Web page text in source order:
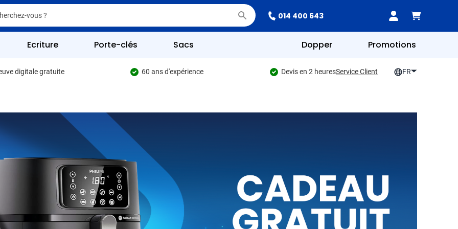
014 400 643
la catégorie Boissons
pour la catégorie Goodies
la catégorie Multimédia
la catégorie Sacs
pour la catégorie Outils & Sécurité
la catégorie Articles de loisirs
Ecriture Porte-clés Sacs Dopper Promotions
digitale gratuite 60 ans d'expérience Devis en 2 heuresService Client FR